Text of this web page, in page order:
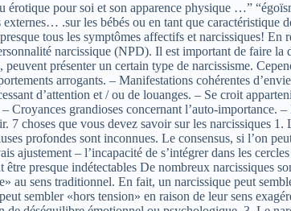
pour soi et son apparence physique …”
externes… .sur les bébés ou en tant que
tous les symptômes affectifs et narcissiques!
narcissique (NPD). Il est important de faire
peuvent présenter un certain type de narcissisme.
arrogants. – Manifestations cohérentes
d’attention et / ou de louanges. – Se croit
Croyances grandioses concernant l’auto-
7 choses que vous devez savoir sur les narcissiques
profondes sont inconnues. Le consensus, si l’on
ajustement – l’incapacité de s’intégrer dans les
presque indétectables De nombreux narcissiques
au sens traditionnel. En fait, un narcissique peut
sembler «hors tension» en raison de leur sens